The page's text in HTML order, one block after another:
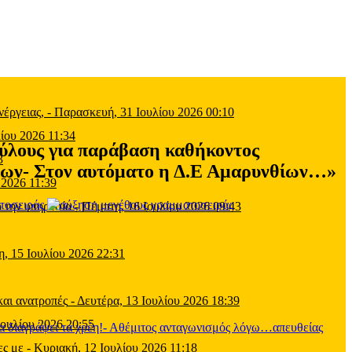
- Παρασκευή, 31 Ιουλίου 2026 00:10
2026 11:34
11:39
υπηρεσία-Πέμπτη, 16 Ιουλίου 2026 09:43
15 Ιουλίου 2026 22:31
ανατροπές -Δευτέρα, 13 Ιουλίου 2026 18:39
2026 20:55
με - Κυριακή, 12 Ιουλίου 2026 11:18
για παράβαση καθήκοντος
Στον αυτόματο η Δ.Ε Αμαρυνθίων…»